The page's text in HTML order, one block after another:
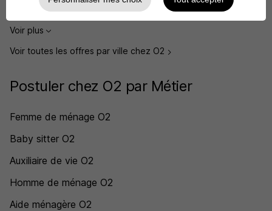
O2 Le Mans
Voir plus
Voir toutes les offres par ville chez O2
Postuler chez O2 par Métier
Femme de ménage O2
Baby sitter O2
Auxiliaire de vie O2
Homme de ménage O2
Aide ménagère O2